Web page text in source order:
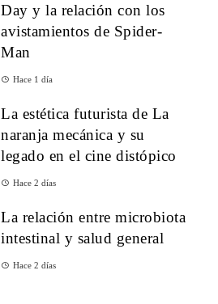
Day y la relación con los
avistamientos de Spider-
Man
Hace 1 día
La estética futurista de La
naranja mecánica y su
legado en el cine distópico
Hace 2 días
La relación entre microbiota
intestinal y salud general
Hace 2 días